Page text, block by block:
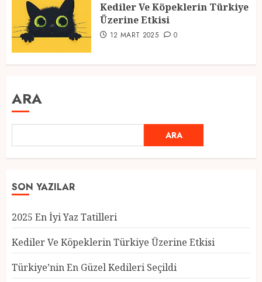
Kediler Ve Köpeklerin Türkiye
Üzerine Etkisi
12 MART 2025 0
ARA
ARA
SON YAZILAR
2025 En İyi Yaz Tatilleri
Kediler Ve Köpeklerin Türkiye Üzerine Etkisi
Türkiye’nin En Güzel Kedileri Seçildi